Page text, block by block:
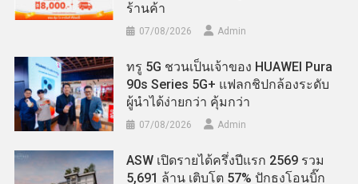
ร้านค้า
07/08/2026 Admin
ทรู 5G ชวนเป็นเจ้าของ HUAWEI Pura
90s Series 5G+ แฟลกชิปกล้องระดับ
ผู้นำได้ง่ายกว่า คุ้มกว่า
07/08/2026 Admin
ASW เปิดรายได้ครึ่งปีแรก 2569 รวม
5,691 ล้าน เติบโต 57% ปักธงโอนบิ๊ก